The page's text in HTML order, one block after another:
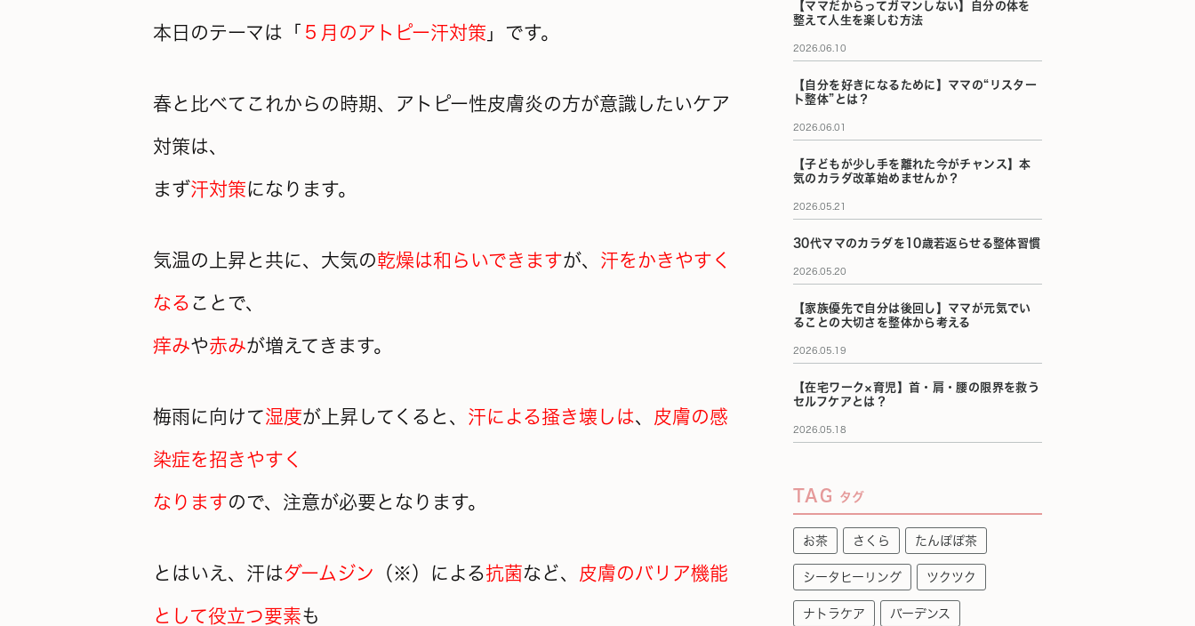
本日のテーマは「 ５月のアトピー汗対策 」です。
春と比べてこれからの時期、アトピー性皮膚炎の方が意識したいケア
対策は、
まず汗対策になります。
気温の上昇と共に、大気の乾燥は和らいできますが、 汗をかきやすく
なる ことで、
痒みや赤みが増えてきます。
梅雨に向けて湿度が上昇してくると、 汗による掻き壊しは、 皮膚の感
染症を招きやすく
なりますので、注意が必要となります。
とはいえ、汗はダームジン （※）による抗菌など、 皮膚のバリア機能
として役立つ要素も
【ママだからってガマンしない】自分の体を
整えて人生を楽しむ方法
2026.06.10
【自分を好きになるために】ママの“リスター
ト整体”とは？
2026.06.01
【子どもが少し手を離れた今がチャンス】本
気のカラダ改革始めませんか？
2026.05.21
30代ママのカラダを10歳若返らせる整体習慣
2026.05.20
【家族優先で自分は後回し】ママが元気でい
ることの大切さを整体から考える
2026.05.19
【在宅ワーク×育児】首・肩・腰の限界を救う
セルフケアとは？
2026.05.18
TAG タグ
お茶 さくら たんぽぽ茶
シータヒーリング ツクツク
ナトラケア バーデンス